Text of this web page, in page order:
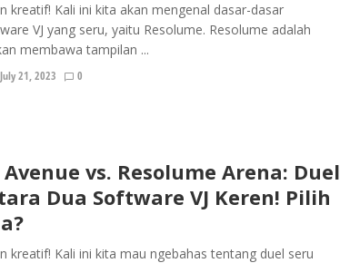
kreatif! Kali ini kita akan mengenal dasar-dasar
VJ yang seru, yaitu Resolume. Resolume adalah
membawa tampilan ...
July 21, 2023 0
vs. Resolume Arena: Duel
Dua Software VJ Keren! Pilih
kreatif! Kali ini kita mau ngebahas tentang duel seru